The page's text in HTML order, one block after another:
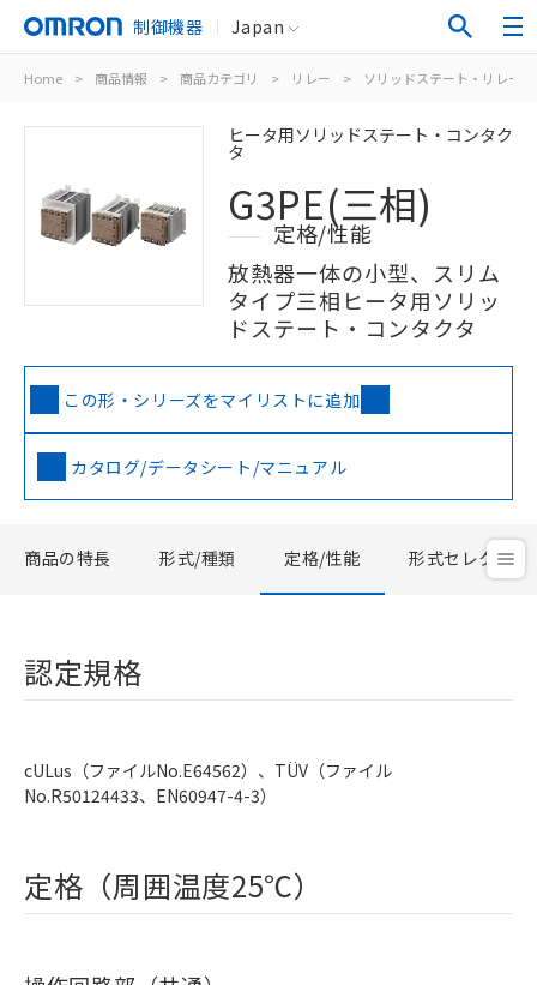
制御機器 Japan
Home > 商品情報 > 商品カテゴリ > リレー > ソリッドステート・リレー
ヒータ用ソリッドステート・コンタク
タ
G3PE(三相)
定格/性能
放熱器一体の小型、スリム
タイプ三相ヒータ用ソリッ
ドステート・コンタクタ
この形・シリーズをマイリストに追加
カタログ/データシート/マニュアル
商品の特長 形式/種類 定格/性能 形式セレクタ
認定規格
cULus（ファイルNo.E64562）、TÜV（ファイル
No.R50124433、EN60947-4-3）
定格（周囲温度25℃）